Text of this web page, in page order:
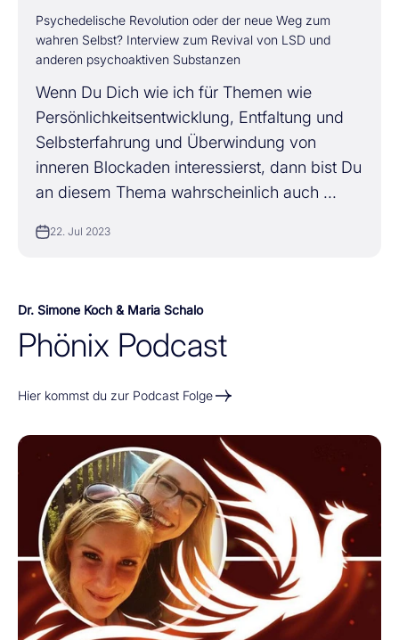
Psychedelische Revolution oder der neue Weg zum
wahren Selbst? Interview zum Revival von LSD und
anderen psychoaktiven Substanzen
Wenn Du Dich wie ich für Themen wie
Persönlichkeitsentwicklung, Entfaltung und
Selbsterfahrung und Überwindung von
inneren Blockaden interessierst, dann bist Du
an diesem Thema wahrscheinlich auch ...
22. Jul 2023
Dr. Simone Koch & Maria Schalo
Hier kommst du zur Podcast Folge